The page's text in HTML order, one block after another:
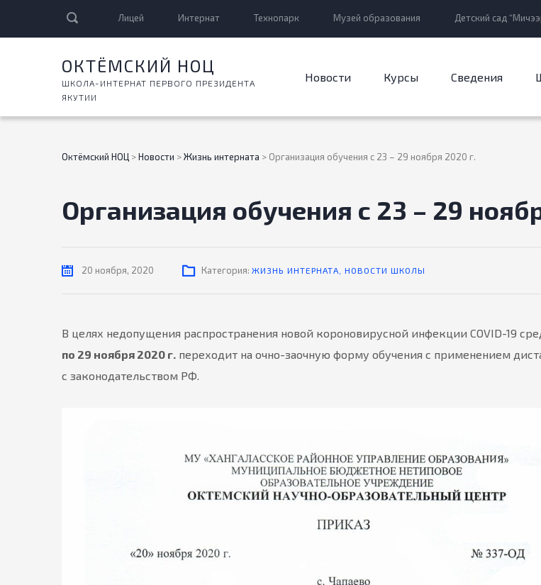
Лицей Интернат Технопарк Музей образования Детский сад
ОКТЁМСКИЙ НОЦ
ШКОЛА-ИНТЕРНАТ ПЕРВОГО ПРЕЗИДЕНТА
ЯКУТИИ
Новости Курсы Сведения
Октёмский НОЦ >Новости >Жизнь интерната > Организация обучения с 23 – 29 ноября 2020 г.
Организация обучения с 23 – 29
20 ноября, 2020 Категория: ЖИЗНЬ ИНТЕРНАТА НОВОСТИ ШКОЛЫ
В целях недопущения распространения новой короновирусной инфекции COVID-19
по 29 ноября 2020 г. переходит на очно-заочную форму обучения с применением
с законодательством РФ.